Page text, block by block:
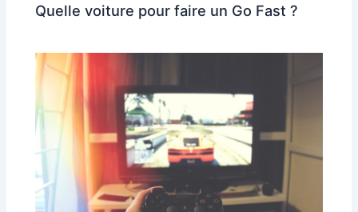
Quelle voiture pour faire un Go Fast ?